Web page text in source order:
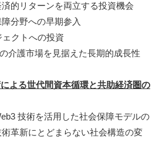
的リターンを両立する投資機会
分野への早期参入
ェクトへの投資
介護市場を見据えた長期的成長性
よる世代間資本循環と共助経済圏の
技術を活用した社会保障モデルの
革新にとどまらない社会構造の変